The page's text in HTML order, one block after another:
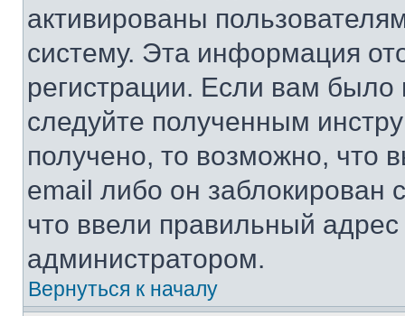
активированы
систему. Эта информация
регистрации. Если вам
следуйте полученным
получено, то возможно, что
email либо он
что ввели правильный адрес
администратором.
Вернуться к началу